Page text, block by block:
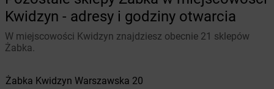
Kwidzyn - adresy i godziny otwarcia
W miejscowości Kwidzyn znajdziesz obecnie 21 sklepów
Żabka.
Żabka Kwidzyn Warszawska 20